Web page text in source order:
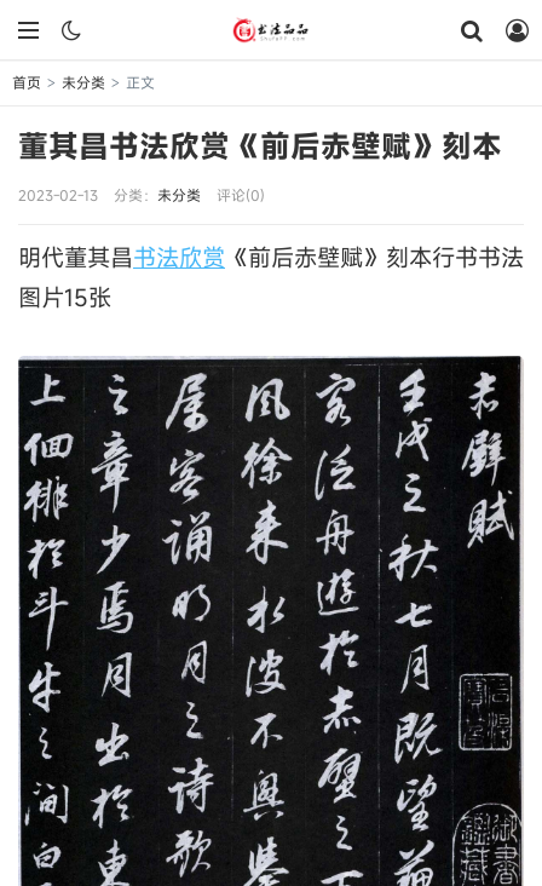
首页 > 未分类 > 正文
董其昌书法欣赏《前后赤壁赋》刻本
2023-02-13 分类： 未分类 评论(0)
明代董其昌书法欣赏 《前后赤壁赋》刻本行书书法
图片15张